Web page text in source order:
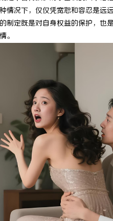
情况下，仅仅凭宽恕和容忍是
制定既是对自身权益的保护，
。